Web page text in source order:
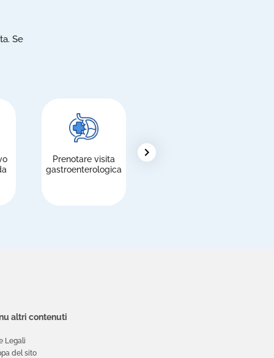
Se
Prenotare visita
gastroenterologica
chevron_right
altri contenuti
Legali
del sito